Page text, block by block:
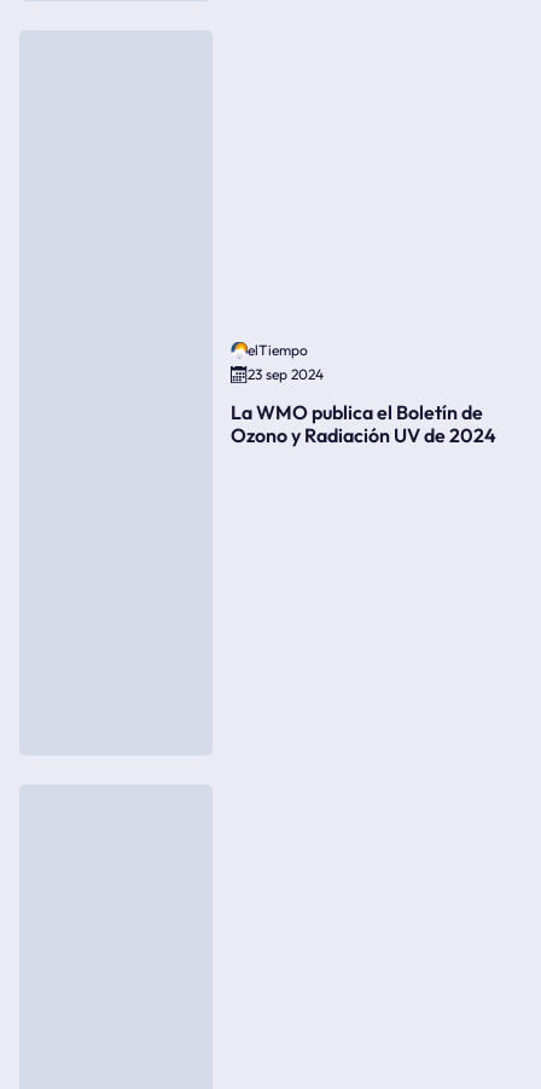
elTiempo
23 sep 2024
La WMO publica el Boletín de
Ozono y Radiación UV de 2024